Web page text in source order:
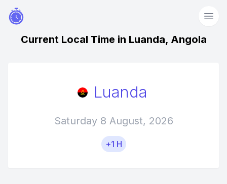
Current Local Time in Luanda, Angola
Luanda
Saturday 8 August, 2026
+1 H